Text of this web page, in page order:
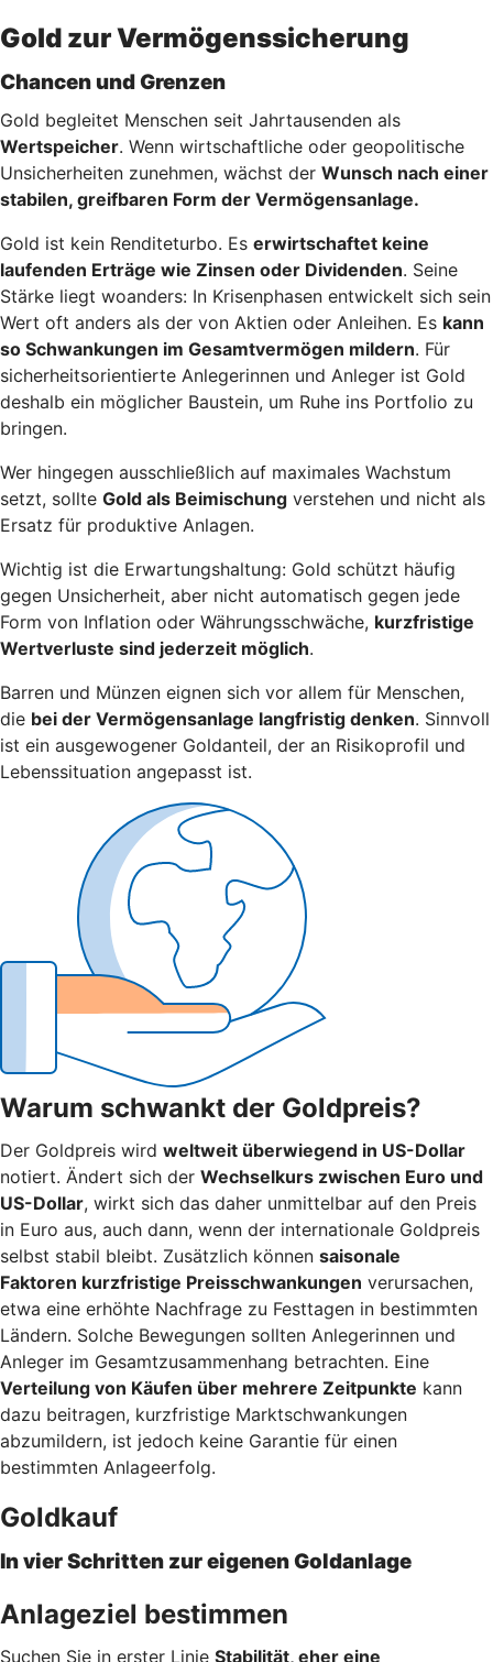
Gold zur Vermögenssicherung
Chancen und Grenzen
Gold begleitet Menschen seit Jahrtausenden als
Wertspeicher. Wenn wirtschaftliche oder geopolitische
Unsicherheiten zunehmen, wächst der Wunsch nach einer
stabilen, greifbaren Form der Vermögensanlage.
Gold ist kein Renditeturbo. Es erwirtschaftet keine
laufenden Erträge wie Zinsen oder Dividenden. Seine
Stärke liegt woanders: In Krisenphasen entwickelt sich sein
Wert oft anders als der von Aktien oder Anleihen. Es kann
so Schwankungen im Gesamtvermögen mildern. Für
sicherheitsorientierte Anlegerinnen und Anleger ist Gold
deshalb ein möglicher Baustein, um Ruhe ins Portfolio zu
bringen.
Wer hingegen ausschließlich auf maximales Wachstum
setzt, sollte Gold als Beimischung verstehen und nicht als
Ersatz für produktive Anlagen.
Wichtig ist die Erwartungshaltung: Gold schützt häufig
gegen Unsicherheit, aber nicht automatisch gegen jede
Form von Inflation oder Währungsschwäche, kurzfristige
Wertverluste sind jederzeit möglich.
Barren und Münzen eignen sich vor allem für Menschen,
die bei der Vermögensanlage langfristig denken. Sinnvoll
ist ein ausgewogener Goldanteil, der an Risikoprofil und
Lebenssituation angepasst ist.
Warum schwankt der Goldpreis?
Der Goldpreis wird weltweit überwiegend in US-Dollar
notiert. Ändert sich der Wechselkurs zwischen Euro und
US-Dollar, wirkt sich das daher unmittelbar auf den Preis
in Euro aus, auch dann, wenn der internationale Goldpreis
selbst stabil bleibt. Zusätzlich können saisonale
Faktoren kurzfristige Preisschwankungen verursachen,
etwa eine erhöhte Nachfrage zu Festtagen in bestimmten
Ländern. Solche Bewegungen sollten Anlegerinnen und
Anleger im Gesamtzusammenhang betrachten. Eine
Verteilung von Käufen über mehrere Zeitpunkte kann
dazu beitragen, kurzfristige Marktschwankungen
abzumildern, ist jedoch keine Garantie für einen
bestimmten Anlageerfolg.
Goldkauf
In vier Schritten zur eigenen Goldanlage
Anlageziel bestimmen
Suchen Sie in erster Linie Stabilität, eher eine